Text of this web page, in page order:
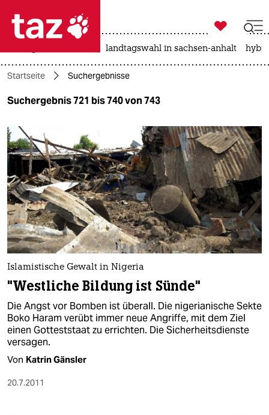
 taz zahl ich
taz zahl ich
themen
politik
öko
gesellschaft
kultur
sport
berlin
wahrheit
verlag

taz zahl ich
landtagswahl in sachsen-anhalt
Startseite Suchergebnisse
Suchergebnis 721 bis 740 von 743
Islamistische Gewalt in Nigeria
"Westliche Bildung ist Sünde"
Die Angst vor Bomben ist überall. Die nigerianische Sekte
Boko Haram verübt immer neue Angriffe, mit dem Ziel
einen Gotteststaat zu errichten. Die Sicherheitsdienste
versagen.
Von Katrin Gänsler
20.7.2011